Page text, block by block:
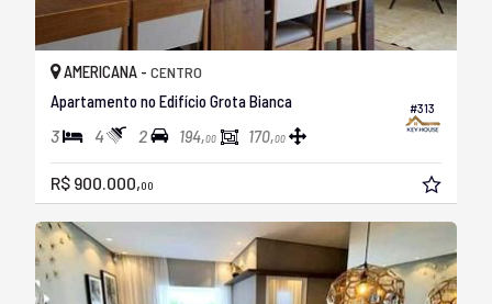
#313
AMERICANA - CENTRO
Apartamento no Edifício Grota Bianca
3 4 2 194,00 170,00
R$ 900.000,00